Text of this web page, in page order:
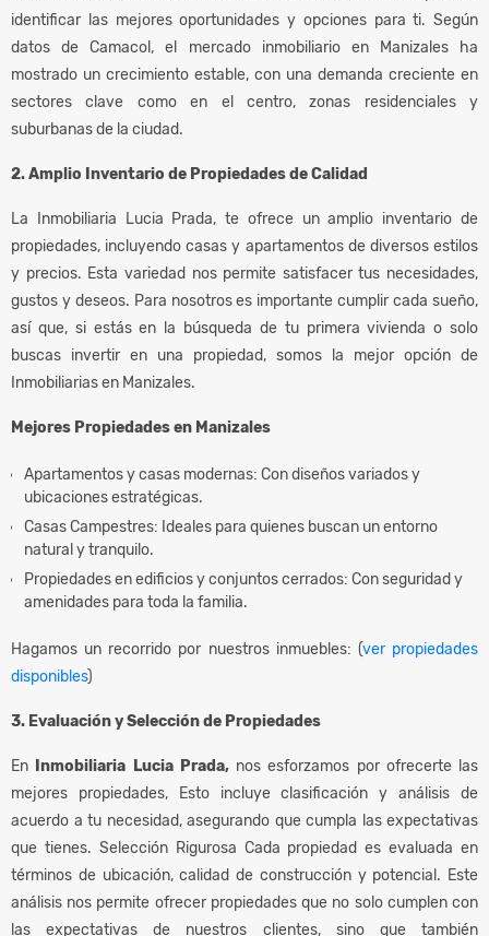
identificar las mejores oportunidades y opciones para ti. Según
datos de Camacol, el mercado inmobiliario en Manizales ha
mostrado un crecimiento estable, con una demanda creciente en
sectores clave como en el centro, zonas residenciales y
suburbanas de la ciudad.
2. Amplio Inventario de Propiedades de Calidad
La Inmobiliaria Lucia Prada, te ofrece un amplio inventario de
propiedades, incluyendo casas y apartamentos de diversos estilos
y precios. Esta variedad nos permite satisfacer tus necesidades,
gustos y deseos. Para nosotros es importante cumplir cada sueño,
así que, si estás en la búsqueda de tu primera vivienda o solo
buscas invertir en una propiedad, somos la mejor opción de
Inmobiliarias en Manizales.
Mejores Propiedades en Manizales
Apartamentos y casas modernas: Con diseños variados y
ubicaciones estratégicas.
Casas Campestres: Ideales para quienes buscan un entorno
natural y tranquilo.
Propiedades en edificios y conjuntos cerrados: Con seguridad y
amenidades para toda la familia.
Hagamos un recorrido por nuestros inmuebles: (ver propiedades
disponibles)
3. Evaluación y Selección de Propiedades
En Inmobiliaria Lucia Prada,nos esforzamos por ofrecerte las
mejores propiedades, Esto incluye clasificación y análisis de
acuerdo a tu necesidad, asegurando que cumpla las expectativas
que tienes. Selección Rigurosa Cada propiedad es evaluada en
términos de ubicación, calidad de construcción y potencial. Este
análisis nos permite ofrecer propiedades que no solo cumplen con
las expectativas de nuestros clientes, sino que también